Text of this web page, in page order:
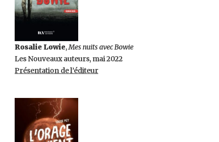
Rosalie Lowie,Mes nuits avec Bowie
Les Nouveaux auteurs, mai 2022
Présentation de l’éditeur